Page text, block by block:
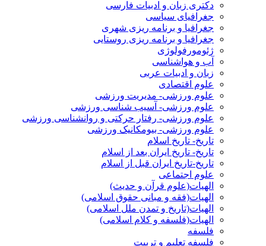
دکتری زبان و ادبیات فارسی
جغرافیای سیاسی
جغرافیا و برنامه ریزی شهری
جغرافیا و برنامه ریزی روستایی
ژئومورفولوژی
آب و هواشناسی
زبان و ادبیات عربی
علوم اقتصادی
علوم ورزشی- مدیریت ورزشی
علوم ورزشی- آسیب شناسی ورزشی
علوم ورزشی- رفتار حرکتی و روانشناسی ورزشی
علوم ورزشی- بیومکانیک ورزشی
تاریخ- تاریخ اسلام
تاریخ- تاریخ ایران بعد از اسلام
تاریخ-تاریخ ایران قبل از اسلام
علوم اجتماعی
الهیات(علوم قرآن و حدیث)
الهیات(فقه و مبانی حقوق اسلامی)
الهیات(تاریخ و تمدن ملل اسلامی)
الهیات(فلسفه و کلام اسلامی)
فلسفه
فلسفه تعلیم و تربیت